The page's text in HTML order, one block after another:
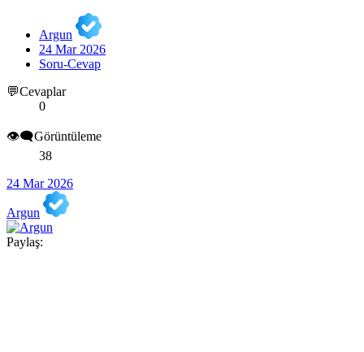
Argun
24 Mar 2026
Soru-Cevap
💬Cevaplar
0
👁️‍🗨️Görüntüleme
38
24 Mar 2026
Argun
Paylaş: